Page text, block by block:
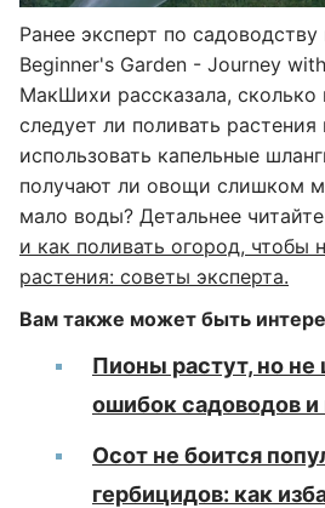
Ранее эксперт по
Beginner's Garden - Journey
МакШихи рассказала,
следует ли поливать
использовать капельные
получают ли овощи слишком
мало воды? Детальнее
и как поливать огород, чтобы
растения: советы эксперта.
Вам также может быть
Пионы растут, но не
ошибок садоводов и
Осот не боится
гербицидов: как